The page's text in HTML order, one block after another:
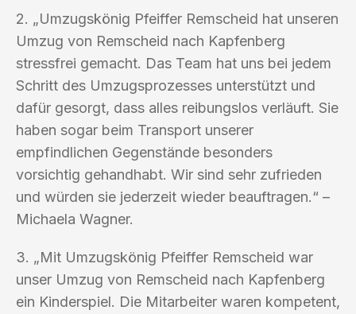
2. „Umzugskönig Pfeiffer Remscheid hat unseren
Umzug von Remscheid nach Kapfenberg
stressfrei gemacht. Das Team hat uns bei jedem
Schritt des Umzugsprozesses unterstützt und
dafür gesorgt, dass alles reibungslos verläuft. Sie
haben sogar beim Transport unserer
empfindlichen Gegenstände besonders
vorsichtig gehandhabt. Wir sind sehr zufrieden
und würden sie jederzeit wieder beauftragen.“ –
Michaela Wagner.
3. „Mit Umzugskönig Pfeiffer Remscheid war
unser Umzug von Remscheid nach Kapfenberg
ein Kinderspiel. Die Mitarbeiter waren kompetent,